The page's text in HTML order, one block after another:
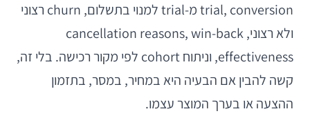
trial, conversion מ-trial למנוי בתשלום, churn רצוני
ולא רצוני, cancellation reasons, win-back
effectiveness, וניתוח cohort לפי מקור רכישה. בלי זה,
קשה להבין אם הבעיה היא במחיר, במסר, בתזמון
ההצעה או בערך המוצר עצמו.